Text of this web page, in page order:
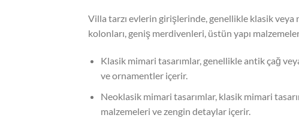
Villa tarzı evlerin girişlerinde, genellikle klasik veya
kolonları, geniş merdivenleri, üstün yapı
Klasik mimari tasarımlar, genellikle antik çağ
ve ornamentler içerir.
Neoklasik mimari tasarımlar, klasik mimari
malzemeleri ve zengin detaylar içerir.